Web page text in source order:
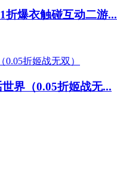
折爆衣触碰互动二游...
界（0.05折姬战无...